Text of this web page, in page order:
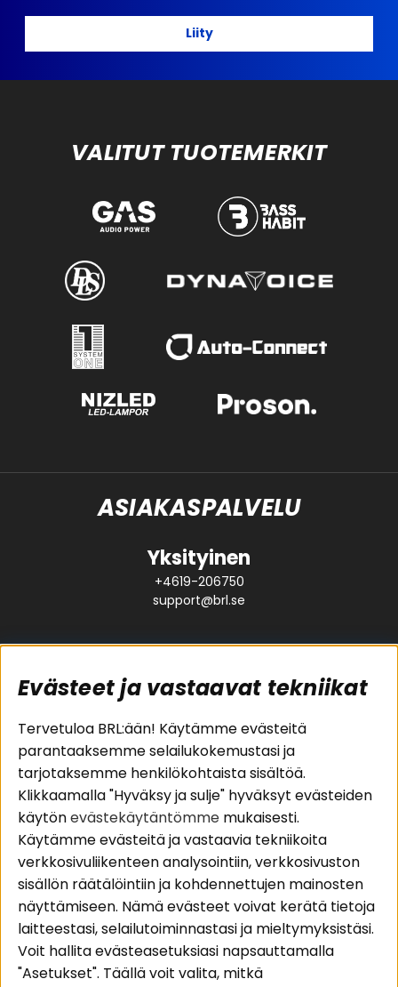
Liity
VALITUT TUOTEMERKIT
ASIAKASPALVELU
Yksityinen
+4619-206750
support@brl.se
Suositut sivut
Pakettiratkaisut
Autostereot
Kaiuttimet
Päätevahvistimet
Lisätarvikkeet
Kaapelit
Asiakaspalvelu
Evästeet
Huolto- ja
takuutiedot
Ostoehdot
Palautus
Tietosuojapolitiikka
Alueet
Autohifi
Seuraa meitä
Instagram
Evästeet ja vastaavat tekniikat
Tervetuloa BRL:ään! Käytämme evästeitä
parantaaksemme selailukokemustasi ja
tarjotaksemme henkilökohtaista sisältöä.
Klikkaamalla "Hyväksy ja sulje" hyväksyt evästeiden
käytönevästekäytäntömme mukaisesti.
Käytämme evästeitä ja vastaavia tekniikoita
verkkosivuliikenteen analysointiin, verkkosivuston
sisällön räätälöintiin ja kohdennettujen mainosten
näyttämiseen. Nämä evästeet voivat kerätä tietoja
laitteestasi, selailutoiminnastasi ja mieltymyksistäsi.
Voit hallita evästeasetuksiasi napsauttamalla
"Asetukset". Täällä voit valita, mitkä